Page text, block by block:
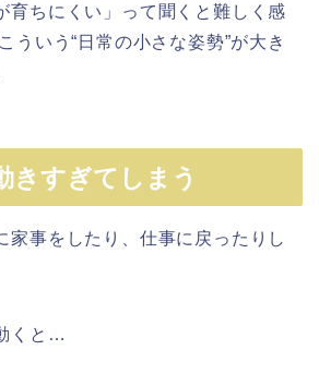
育ちにくい」って聞くと難しく感
ういう“日常の小さな姿勢”が大き
きすぎてしまう
家事をしたり、仕事に戻ったりし
くと…